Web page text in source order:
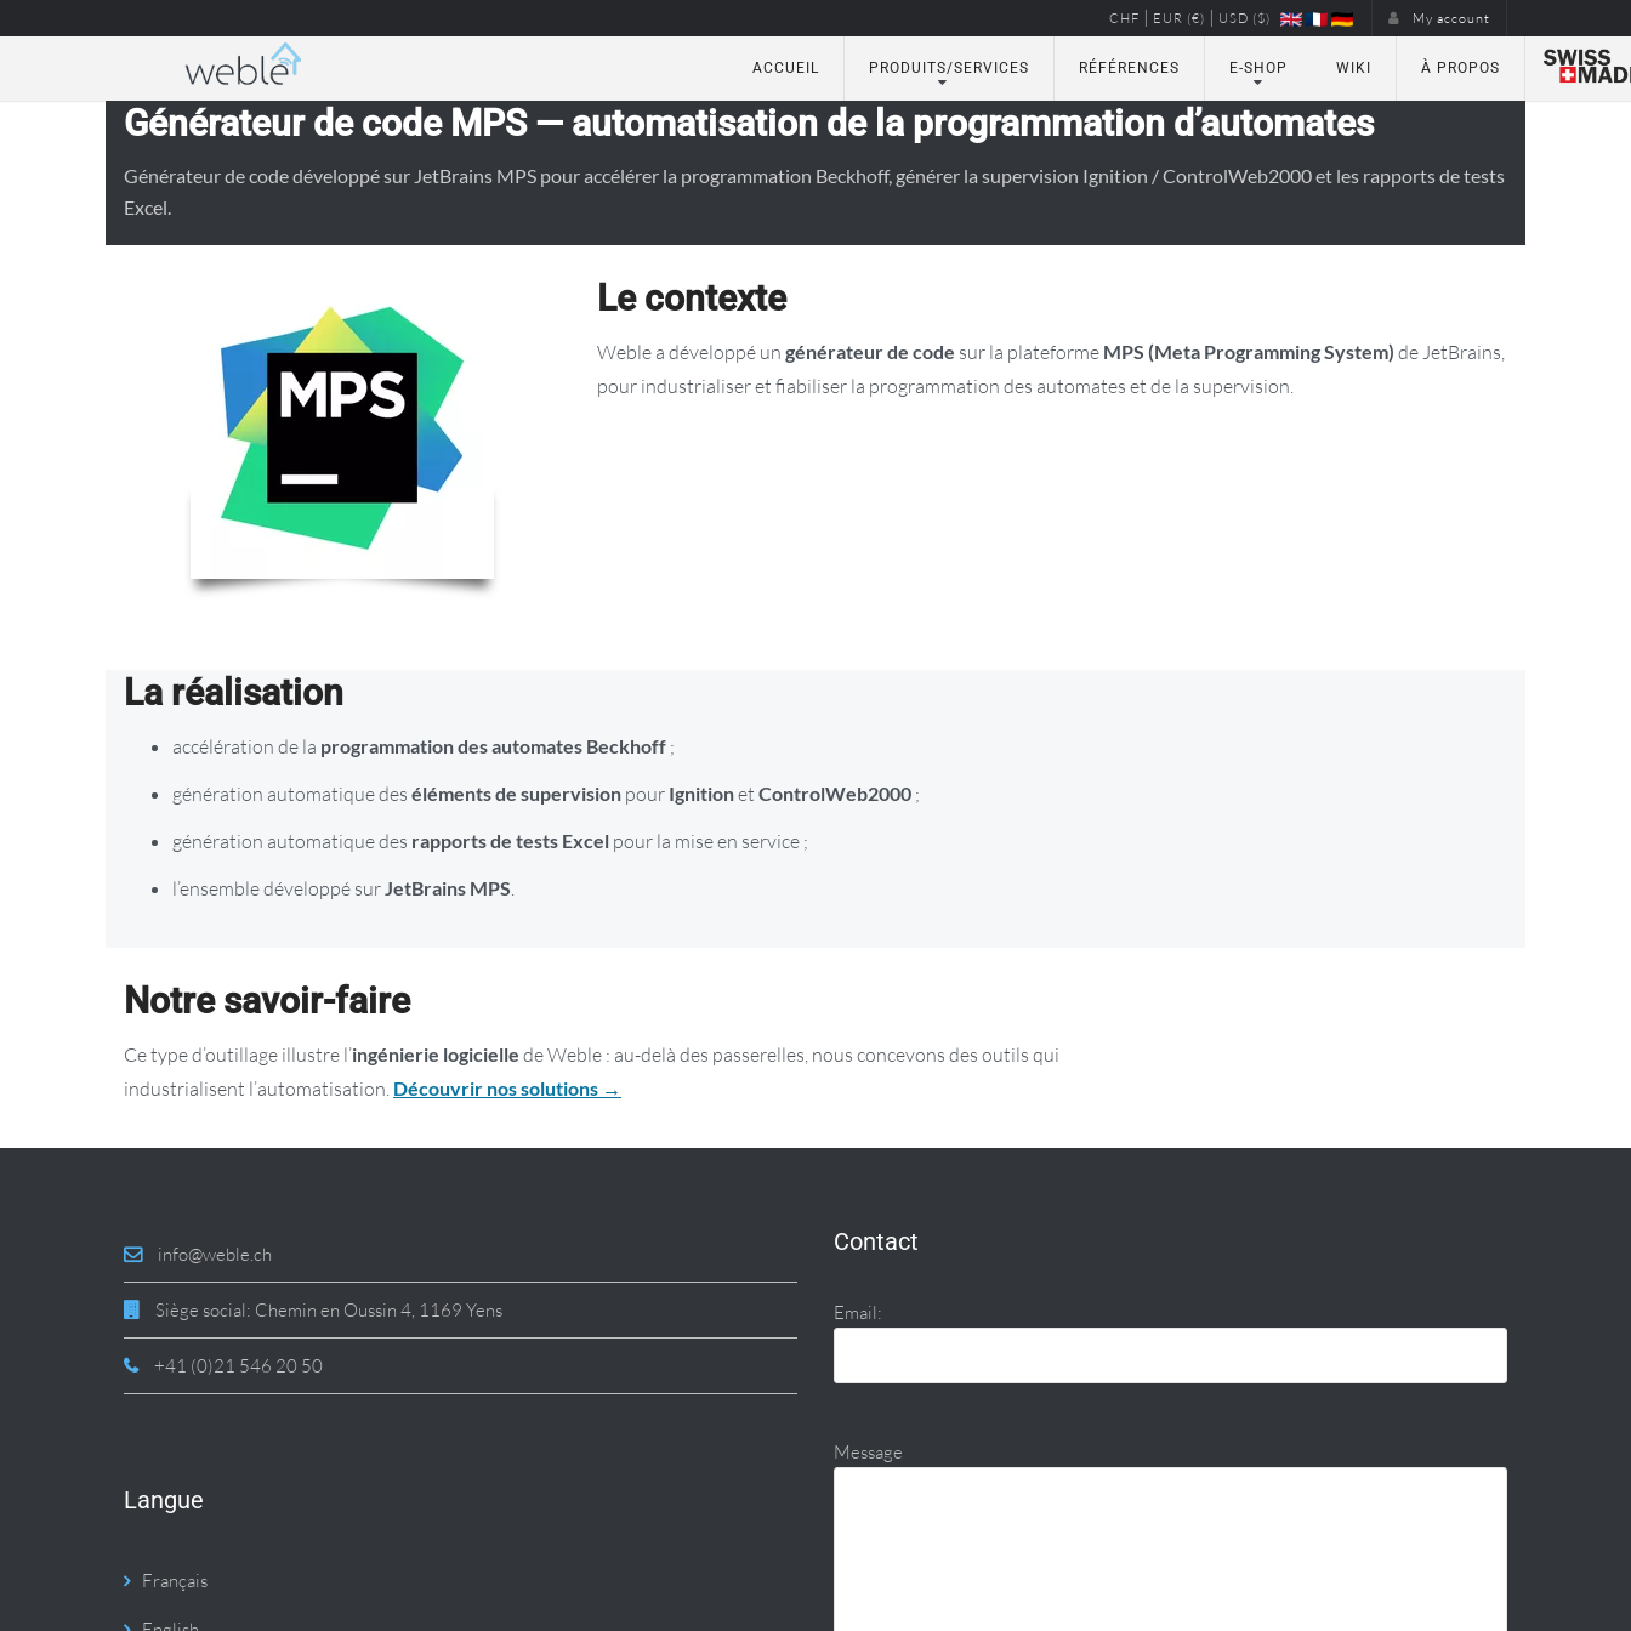
CHF | EUR (€) | USD ($) My account
Weble — Passerelles IoT industrielles & automatisation du bâtiment
ACCUEIL PRODUITS/SERVICES RÉFÉRENCES E-SHOP WIKI À PROPOS
Générateur de code MPS — automatisation de la programmation d’automates
Générateur de code développé sur JetBrains MPS pour accélérer la programmation Beckhoff, générer la supervision Ignition / ControlWeb2000 et les rapports de tests
Excel.
Le contexte
Weble a développé un générateur de code sur la plateforme MPS (Meta Programming System) de JetBrains,
pour industrialiser et fiabiliser la programmation des automates et de la supervision.
La réalisation
accélération de la programmation des automates Beckhoff ;
génération automatique des éléments de supervision pour Ignitionet ControlWeb2000 ;
génération automatique des rapports de tests Excel pour la mise en service ;
l’ensemble développé surJetBrains MPS.
Notre savoir-faire
Ce type d’outillage illustre l’ingénierie logicielle de Weble : au-delà des passerelles, nous concevons des outils qui
industrialisent l’automatisation. Découvrir nos solutions →
info@weble.ch
Siège social: Chemin en Oussin 4, 1169 Yens
+41 (0)21 546 20 50
Langue
Français
Contact
Email:
Message